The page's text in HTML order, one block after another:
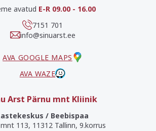
avatud E-R 09.00 - 16.00
7151 701
info@sinuarst.ee
AVA GOOGLE MAPS
AVA WAZE
Arst Pärnu mnt Kliinik
/ Beebispaa
113, 11312 Tallinn, 9.korrus